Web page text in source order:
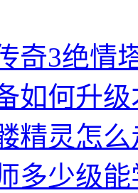
奇3绝情
如何升
精灵怎
多少级